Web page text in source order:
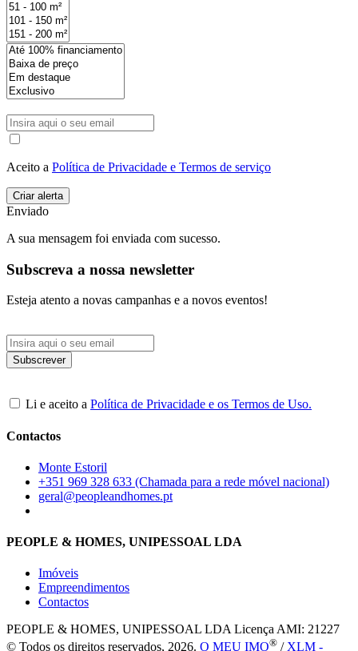
Aceito a Política de Privacidade e Termos de serviço
Enviado
A sua mensagem foi enviada com sucesso.
Subscreva a nossa newsletter
Esteja atento a novas campanhas e a novos eventos!
Li e aceito a Política de Privacidade e os Termos de Uso.
Contactos
Monte Estoril
+351 969 328 633 (Chamada para a rede móvel nacional)
geral@peopleandhomes.pt
PEOPLE & HOMES, UNIPESSOAL LDA
Imóveis
Empreendimentos
Contactos
PEOPLE & HOMES, UNIPESSOAL LDA Licença AMI: 21227
© Todos os direitos reservados, 2026. O MEU IMO® /XLM -